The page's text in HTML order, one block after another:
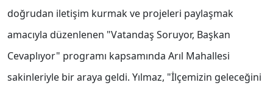
doğrudan iletişim kurmak ve projeleri paylaşmak
amacıyla düzenlenen "Vatandaş Soruyor, Başkan
Cevaplıyor" programı kapsamında Arıl Mahallesi
sakinleriyle bir araya geldi. Yılmaz, "İlçemizin geleceğini